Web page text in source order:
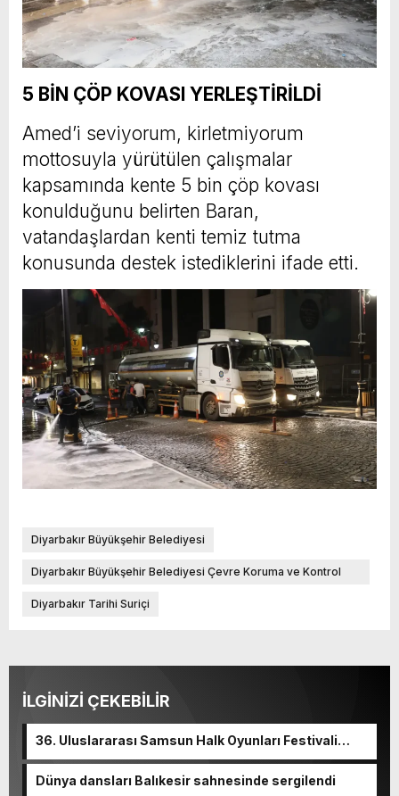
5 BİN ÇÖP KOVASI YERLEŞTİRİLDİ
Amed’i seviyorum, kirletmiyorum
mottosuyla yürütülen çalışmalar
kapsamında kente 5 bin çöp kovası
konulduğunu belirten Baran,
vatandaşlardan kenti temiz tutma
konusunda destek istediklerini ifade etti.
Diyarbakır Büyükşehir Belediyesi
Diyarbakır Büyükşehir Belediyesi Çevre Koruma ve Kontrol
Dairesi Başkanlığı
Diyarbakır Tarihi Suriçi
İLGİNİZİ ÇEKEBİLİR
36. Uluslararası Samsun Halk Oyunları Festivali
Dünya dansları Balıkesir sahnesinde sergilendi